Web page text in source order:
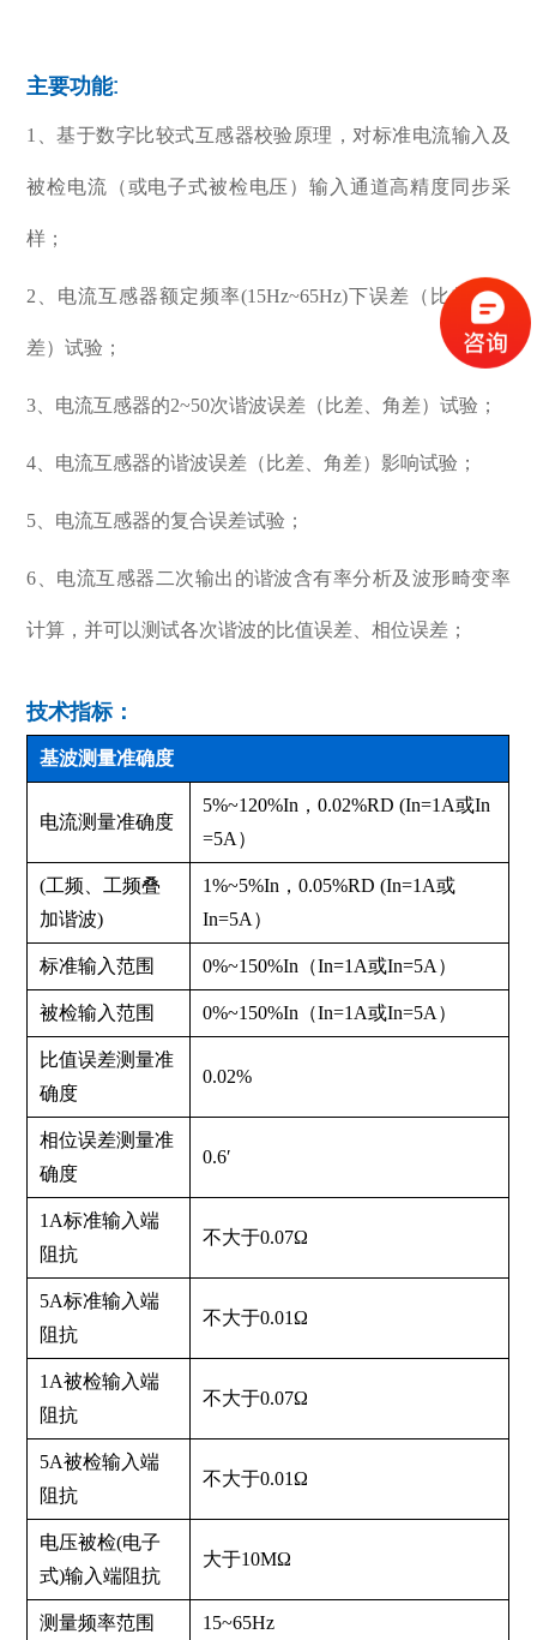
主要功能:
1、基于数字比较式互感器校验原理，对标准电流输入及
被检电流（或电子式被检电压）输入通道高精度同步采
样；
2、电流互感器额定频率(15Hz~65Hz)下误差（比差、角
差）试验；
3、电流互感器的2~50次谐波误差（比差、角差）试验；
4、电流互感器的谐波误差（比差、角差）影响试验；
5、电流互感器的复合误差试验；
6、电流互感器二次输出的谐波含有率分析及波形畸变率
计算，并可以测试各次谐波的比值误差、相位误差；
技术指标：
基波测量准确度
电流测量准确度
5%~120%In，0.02%RD (In=1A或In
=5A）
(工频、工频叠
加谐波)
1%~5%In，0.05%RD (In=1A或
In=5A）
标准输入范围 0%~150%In（In=1A或In=5A）
被检输入范围 0%~150%In（In=1A或In=5A）
比值误差测量准
确度
0.02%
相位误差测量准
确度
0.6′
1A标准输入端
阻抗
不大于0.07Ω
5A标准输入端
阻抗
不大于0.01Ω
1A被检输入端
阻抗
不大于0.07Ω
5A被检输入端
阻抗
不大于0.01Ω
电压被检(电子
式)输入端阻抗
大于10MΩ
测量频率范围 15~65Hz